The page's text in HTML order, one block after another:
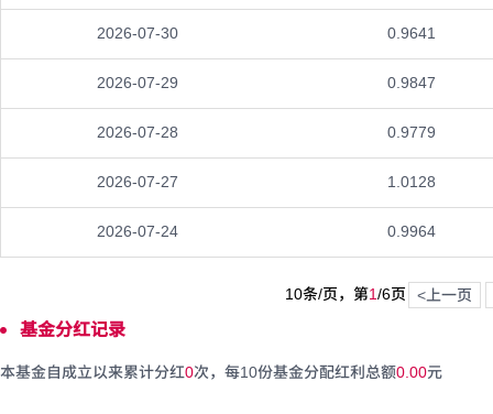
2026-07-30 0.9641
2026-07-29 0.9847
2026-07-28 0.9779
2026-07-27 1.0128
2026-07-24 0.9964
10条/页，第1/6页 <上一页
基金分红记录
本基金自成立以来累计分红0次，每10份基金分配红利总额0.00元